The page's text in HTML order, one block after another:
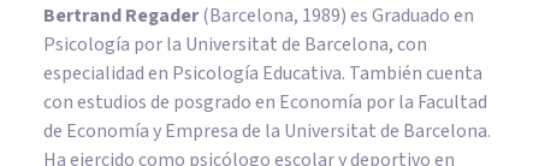
Bertrand Regader(Barcelona, 1989) es Graduado en
Psicología por la Universitat de Barcelona, con
especialidad en Psicología Educativa. También cuenta
con estudios de posgrado en Economía por la Facultad
de Economía y Empresa de la Universitat de Barcelona.
Ha ejercido como psicólogo escolar y deportivo en